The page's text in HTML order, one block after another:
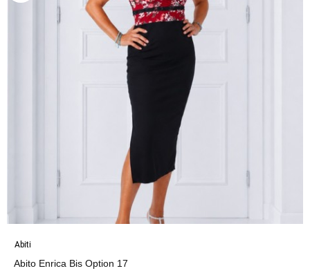
Abiti
Abito Enrica Bis Option 17